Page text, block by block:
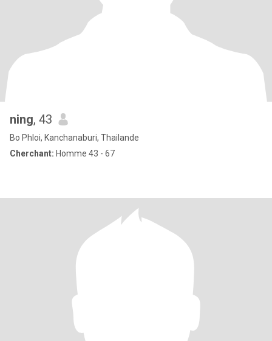
ning, 43
Bo Phloi, Kanchanaburi, Thailande
Cherchant: Homme 43 - 67